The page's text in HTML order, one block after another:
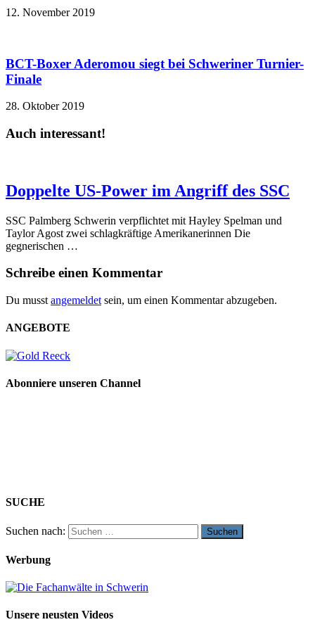
12. November 2019
BCT-Boxer Aderomou siegt bei Schweriner Turnier-
Finale
28. Oktober 2019
Auch interessant!
Doppelte US-Power im Angriff des SSC
SSC Palmberg Schwerin verpflichtet mit Hayley Spelman und
Taylor Agost zwei schlagkräftige Amerikanerinnen Die
gegnerischen …
Schreibe einen Kommentar
Du musst angemeldet sein, um einen Kommentar abzugeben.
ANGEBOTE
Abonniere unseren Channel
SUCHE
Suchen nach:
Werbung
Unsere neusten Videos